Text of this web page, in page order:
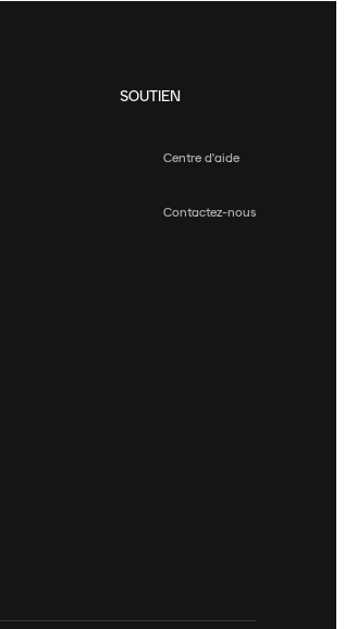
SOUTIEN
Centre d'aide
Contactez-nous